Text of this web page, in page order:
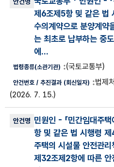
제6조제5항 및 같은 법
수의계약으로 분양계약
는 최초로 납부하는 중
에...
(국토교통부)
법제
(2026. 7. 15.)
민원인 - 「민간임대주
항 및 같은 법 시행령
주택의 시설물 안전관리
제32조제2항에 따른